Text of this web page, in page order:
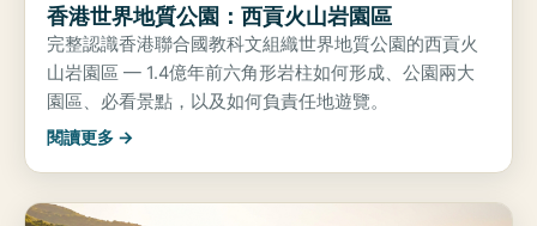
香港世界地質公園：西貢火山岩園區
完整認識香港聯合國教科文組織世界地質公園的西貢火
山岩園區 — 1.4億年前六角形岩柱如何形成、公園兩大
園區、必看景點，以及如何負責任地遊覽。
閱讀更多 →